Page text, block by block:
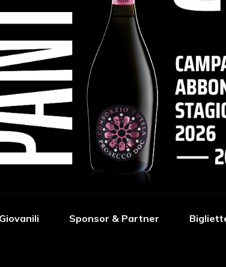
Giovanili Sponsor & Partner